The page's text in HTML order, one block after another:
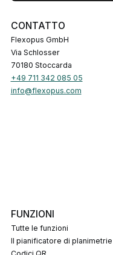
CONTATTO
Flexopus GmbH
Via Schlosser
70180 Stoccarda
+49 711 342 085 05
info@flexopus.com
FUNZIONI
Tutte le funzioni
Il pianificatore di planimetrie